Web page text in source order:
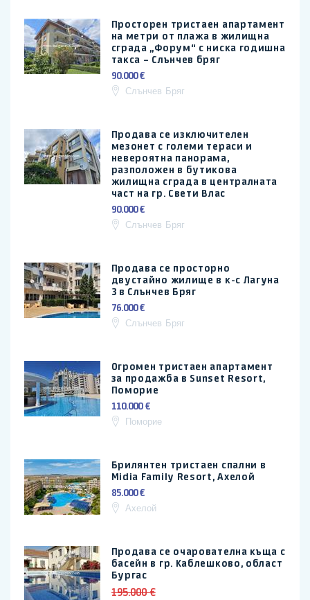
Просторен тристаен апартамент
на метри от плажа в жилищна
сграда „Форум“ с ниска годишна
такса – Слънчев бряг
90.000 €
Слънчев Бряг
Продава се изключителен
мезонет с големи тераси и
невероятна панорама,
разположен в бутикова
жилищна сграда в централната
част на гр. Свети Влас
90.000 €
Слънчев Бряг
Продава се просторно
двустайно жилище в к-с Лагуна
3 в Слънчев Бряг
76.000 €
Слънчев Бряг
Огромен тристаен апартамент
за продажба в Sunset Resort,
Поморие
110.000 €
Поморие
Брилянтен тристаен спални в
Midia Family Resort, Ахелой
85.000 €
Ахелой
Продава се очарователна къща с
басейн в гр. Каблешково, област
Бургас
195.000 €